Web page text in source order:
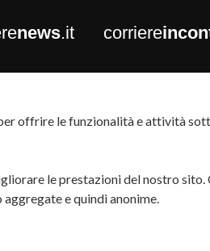
news.it corriere
offrire le funzionalità e attività
le prestazioni del nostro sito.
e quindi anonime.